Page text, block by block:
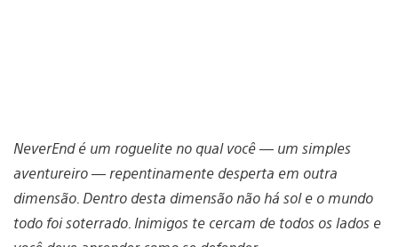
NeverEnd é um roguelite no qual você — um simples
aventureiro — repentinamente desperta em outra
dimensão. Dentro desta dimensão não há sol e o mundo
todo foi soterrado. Inimigos te cercam de todos os lados e